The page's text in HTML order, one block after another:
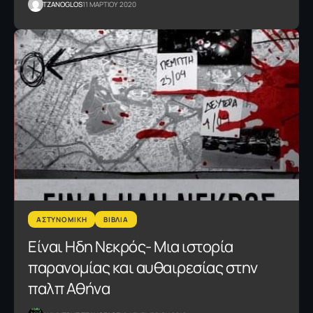
TZANOGLOS11 ΜΑΡΤΙΟΥ 2020
ΑΣΤΥΝΟΜΙΚΗ ΒΙΒΛΙΑ
Είναι Ηδη Νεκρός- Μια ιστορία
παρανομίας και αυθαιρεσίας στην
παλπ Αθήνα